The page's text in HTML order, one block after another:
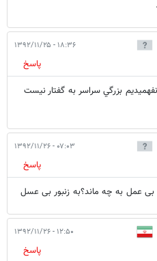
۱۸:۳۶ - ۱۳۹۲/۱۱/۲۵
پاسخ
بزرگي سراسر به گفتار نيست
۰۷:۰۳ - ۱۳۹۲/۱۱/۲۶
پاسخ
بی عمل به چه ماند؟به زنبور بی عسل
۱۲:۵۰ - ۱۳۹۲/۱۱/۲۶
پاسخ